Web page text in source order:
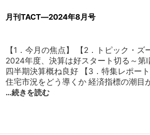
月刊TACT―2024年8月号
【1．今月の焦点】 【2．トピック・ズ
2024年度、決算は好スタート切る～第Ⅰ
四半期決算概ね良好 【3．特集レポー
住宅市況をどう導くか 経済指標の潮目
…続きを読む